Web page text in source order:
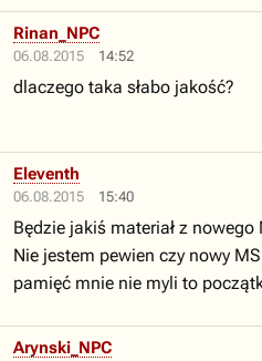
06.08.2015 14:52
Rinan_NPC
dlaczego taka słabo jakość?
06.08.2015 15:40
Eleventh
Będzie jakiś materiał z nowego
Nie jestem pewien czy nowy
pamięć mnie nie myli to
Arynski_NPC